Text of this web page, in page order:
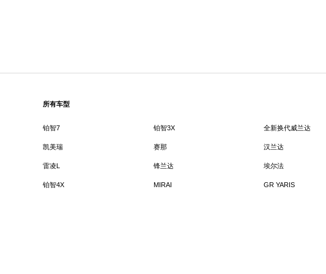
所有车型
铂智7 铂智3X 全新换代威兰达
凯美瑞 赛那 汉兰达
雷凌L 锋兰达 埃尔法
铂智4X MIRAI GR YARIS